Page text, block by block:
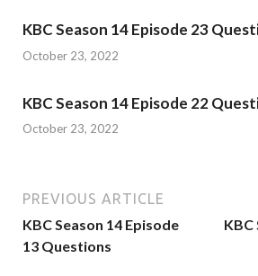
KBC Season 14 Episode 23
October 23, 2022
KBC Season 14 Episode 22
October 23, 2022
PREVIOUS ARTICLE
KBC Season 14 Episode
13 Questions
KBC